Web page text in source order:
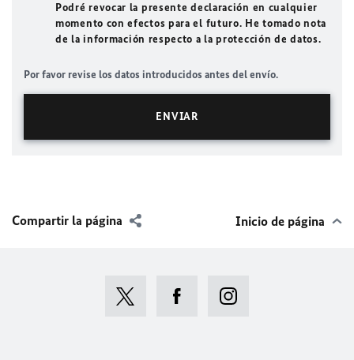
Podré revocar la presente declaración en cualquier
momento con efectos para el futuro. He tomado nota
de la información respecto a la protección de datos.
Por favor revise los datos introducidos antes del envío.
Compartir la página Inicio de página